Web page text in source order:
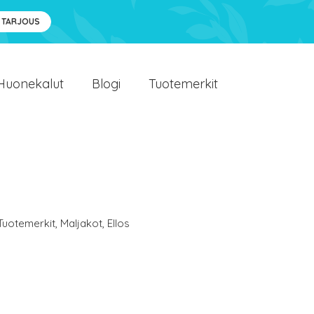
TARJOUS
Blogi Tuotemerkit
, Maljakot, Ellos